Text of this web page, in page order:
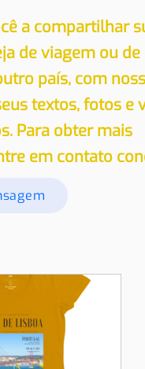
a compartilhar
de viagem ou de
país, com
textos, fotos e
Para obter mais
em contato